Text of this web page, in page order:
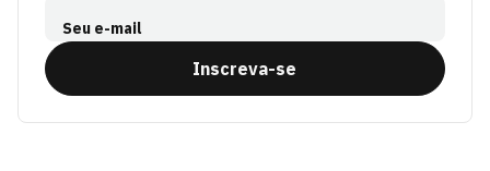
Seu e-mail
Inscreva-se